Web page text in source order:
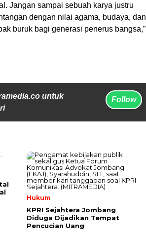
Jangan sampai sebuah karya justru
dengan nilai agama, budaya, dan
buruk bagi generasi penerus bangsa,”
untuk
Follow
Hukum
KPRI Sejahtera Jombang
Diduga Dijadikan Tempat
Pencucian Uang